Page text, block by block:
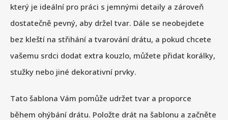
který je ideální pro práci s jemnými detaily a zároveň
dostatečně pevný, aby držel tvar. Dále se neobejdete
bez kleští na střihání a tvarování drátu, a pokud chcete
vašemu srdci dodat extra kouzlo, můžete přidat korálky,
stužky nebo jiné dekorativní prvky.
Tato šablona Vám pomůže udržet tvar a proporce
během ohýbání drátu. Položte drát na šablonu a začněte